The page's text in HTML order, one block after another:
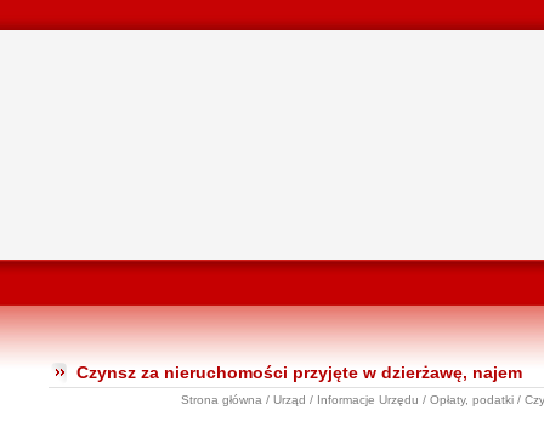
Czynsz za nieruchomości przyjęte w dzierżawę, najem
Strona główna / Urząd / Informacje Urzędu / Opłaty, podatki /